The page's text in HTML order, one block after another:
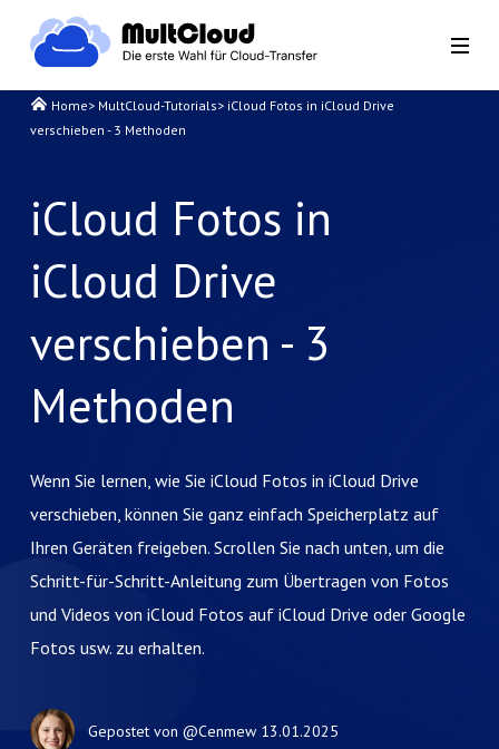
Home> MultCloud-Tutorials> iCloud Fotos in iCloud Drive
verschieben - 3 Methoden
iCloud Fotos in
iCloud Drive
verschieben - 3
Methoden
Wenn Sie lernen, wie Sie iCloud Fotos in iCloud Drive
verschieben, können Sie ganz einfach Speicherplatz auf
Ihren Geräten freigeben. Scrollen Sie nach unten, um die
Schritt-für-Schritt-Anleitung zum Übertragen von Fotos
und Videos von iCloud Fotos auf iCloud Drive oder Google
Fotos usw. zu erhalten.
Gepostet von @Cenmew 13.01.2025